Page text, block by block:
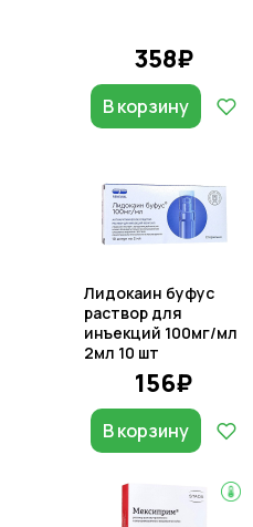
358₽
В корзину
Лидокаин буфус
раствор для
инъекций 100мг/мл
2мл 10 шт
156₽
В корзину